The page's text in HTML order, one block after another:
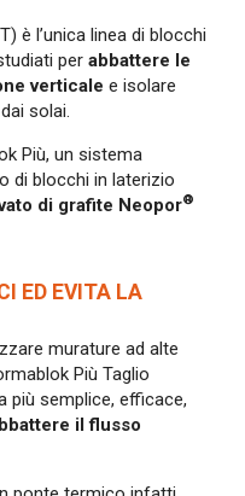
Più CAM
post sisma
è l’unica linea di blocchi
per abbattere le
verticale e isolare
solai.
Più, un sistema
di blocchi in laterizio
di grafite Neopor®
ED EVITA LA
murature ad alte
Più Taglio
più semplice, efficace,
il flusso